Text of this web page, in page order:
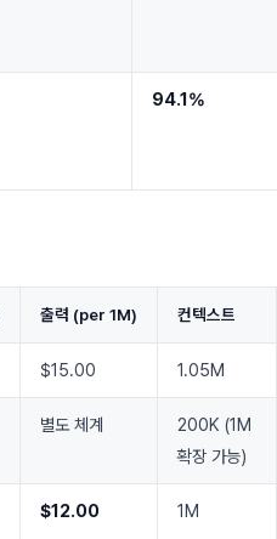
94.1%
출력 (per 1M) 컨텍스트
$15.00 1.05M
별도 체계
200K (1M
확장 가능)
$12.00 1M